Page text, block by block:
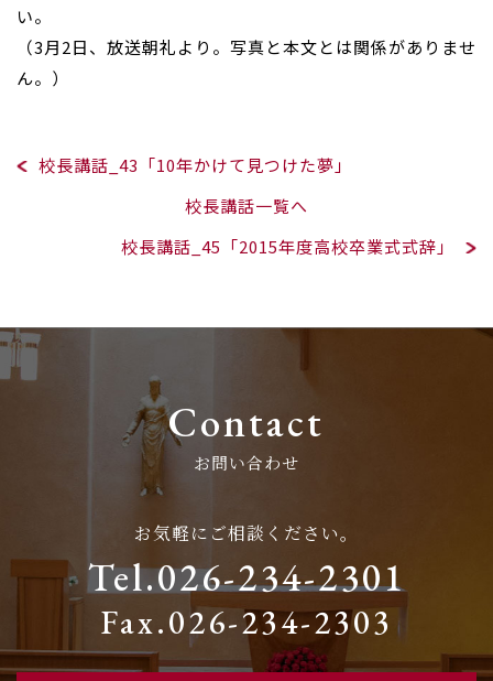
い。
（3月2日、放送朝礼より。写真と本文とは関係がありませ
ん。）
校長講話_43「10年かけて見つけた夢」
校長講話一覧へ
校長講話_45「2015年度高校卒業式式辞」
Contact
お問い合わせ
お気軽にご相談ください。
Tel.026-234-2301
Fax.026-234-2303